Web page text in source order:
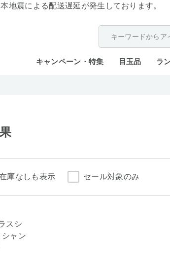
地震による配送遅延が発生しております。
キャンペーン・特集 目玉品 ラ
庫なしも表示 セール対象のみ